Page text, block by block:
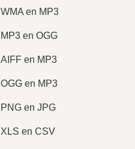
WMA en MP3
MP3 en OGG
AIFF en MP3
OGG en MP3
PNG en JPG
XLS en CSV